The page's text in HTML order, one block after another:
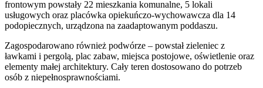
frontowym powstały 22 mieszkania komunalne, 5 lokali
usługowych oraz placówka opiekuńczo-wychowawcza dla 14
podopiecznych, urządzona na zaadaptowanym poddaszu.
Zagospodarowano również podwórze – powstał zieleniec z
ławkami i pergolą, plac zabaw, miejsca postojowe, oświetlenie oraz
elementy małej architektury. Cały teren dostosowano do potrzeb
osób z niepełnosprawnościami.